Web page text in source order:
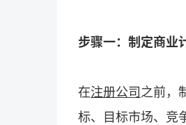
步骤一：制定商业
在注册公司之前，
标、目标市场、竞